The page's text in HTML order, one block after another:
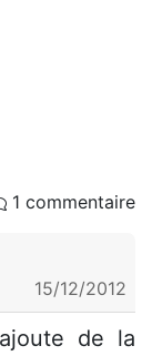
1 commentaire
15/12/2012
de la